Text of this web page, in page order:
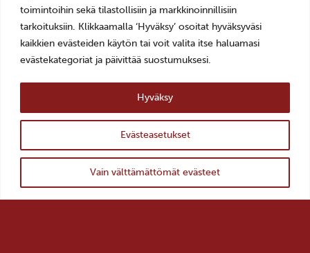
toimintoihin sekä tilastollisiin ja markkinoinnillisiin
tarkoituksiin. Klikkaamalla ‘Hyväksy’ osoitat hyväksyväsi
kaikkien evästeiden käytön tai voit valita itse haluamasi
evästekategoriat ja päivittää suostumuksesi.
Evästeasetukset
Vain välttämättömät evästeet
Hyväksy
ylös
AVOINNA
ti–pe 10–18
la–su 11–16
TILAA UUTISKIRJE >